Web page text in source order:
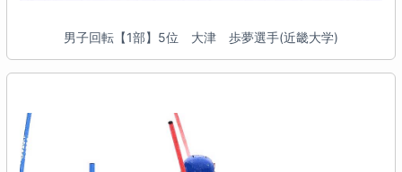
男子回転【1部】5位 大津 歩夢選手(近畿大学)